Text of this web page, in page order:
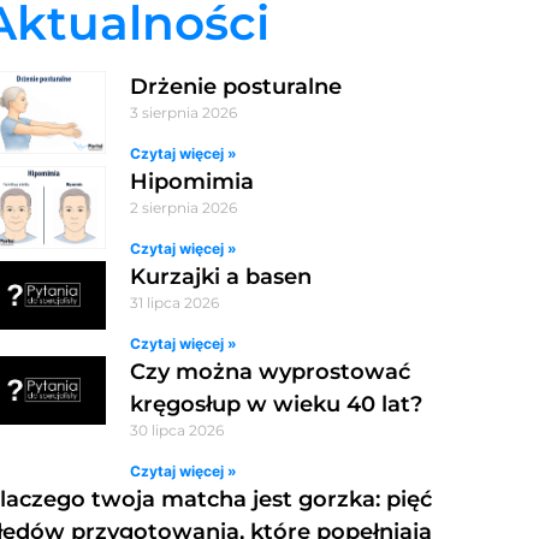
Drżenie posturalne
3 sierpnia 2026
Czytaj więcej »
Hipomimia
2 sierpnia 2026
Czytaj więcej »
Kurzajki a basen
31 lipca 2026
Czytaj więcej »
Czy można wyprostować
kręgosłup w wieku 40 lat?
30 lipca 2026
Czytaj więcej »
twoja matcha jest gorzka: pięć
przygotowania, które popełniają